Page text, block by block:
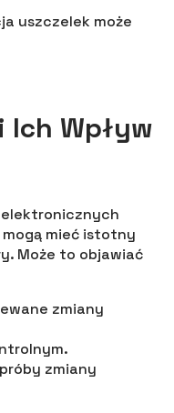
uszczelek może
Wpływ
mieć istotny
Może to objawiać
zmiany
zmiany